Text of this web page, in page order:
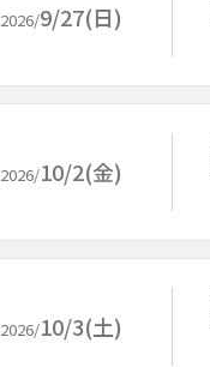
2026/9/27(日)
2026/10/2(金)
2026/10/3(土)